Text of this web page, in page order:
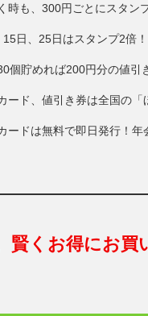
時も、300円ごとにスタン
日、25日はスタンプ2倍！
個貯めれば200円分の値引
ード、値引き券は全国の「
ードは無料で即日発行！年
賢くお得にお買